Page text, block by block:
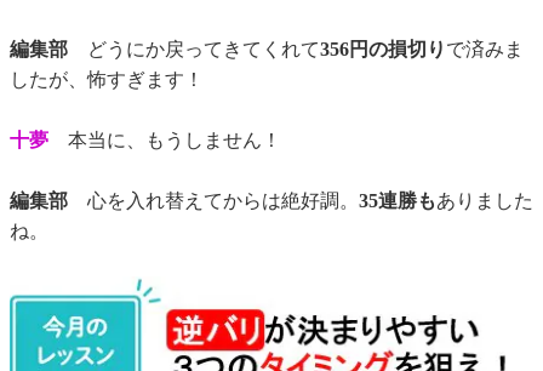
編集部 どうにか戻ってきてくれて356円の損切り で済みま
したが、怖すぎます！
十夢 本当に、もうしません！
編集部 心を入れ替えてからは絶好調。 35連勝もありました
ね。